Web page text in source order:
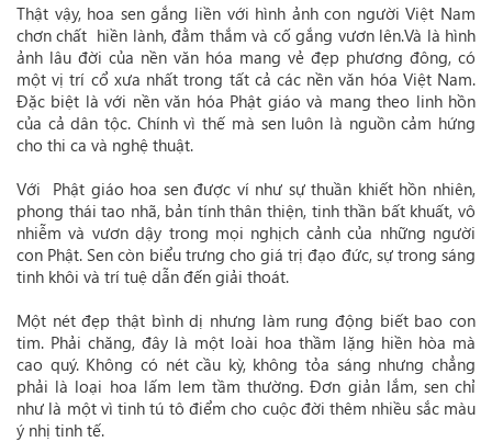
Thật vậy, hoa sen gắng liền với hình ảnh con người Việt Nam
chơn chất hiền lành, đằm thắm và cố gắng vươn lên.Và là hình
ảnh lâu đời của nền văn hóa mang vẻ đẹp phương đông, có
một vị trí cổ xưa nhất trong tất cả các nền văn hóa Việt Nam.
Đặc biệt là với nền văn hóa Phật giáo và mang theo linh hồn
của cả dân tộc. Chính vì thế mà sen luôn là nguồn cảm hứng
cho thi ca và nghệ thuật.
Với Phật giáo hoa sen được ví như sự thuần khiết hồn nhiên,
phong thái tao nhã, bản tính thân thiện, tinh thần bất khuất, vô
nhiễm và vươn dậy trong mọi nghịch cảnh của những người
con Phật. Sen còn biểu trưng cho giá trị đạo đức, sự trong sáng
tinh khôi và trí tuệ dẫn đến giải thoát.
Một nét đẹp thật bình dị nhưng làm rung động biết bao con
tim. Phải chăng, đây là một loài hoa thầm lặng hiền hòa mà
cao quý. Không có nét cầu kỳ, không tỏa sáng nhưng chẳng
phải là loại hoa lấm lem tầm thường. Đơn giản lắm, sen chỉ
như là một vì tinh tú tô điểm cho cuộc đời thêm nhiều sắc màu
ý nhị tinh tế.